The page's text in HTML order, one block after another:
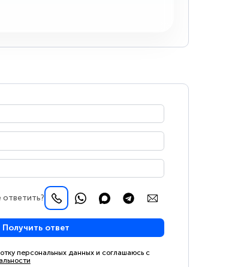
ответить?
Получить ответ
персональных данных и соглашаюсь с